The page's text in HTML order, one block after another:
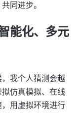
同进步。
能化、多元
我个人猜测会越
仿真模拟、在线
用虚拟环境进行